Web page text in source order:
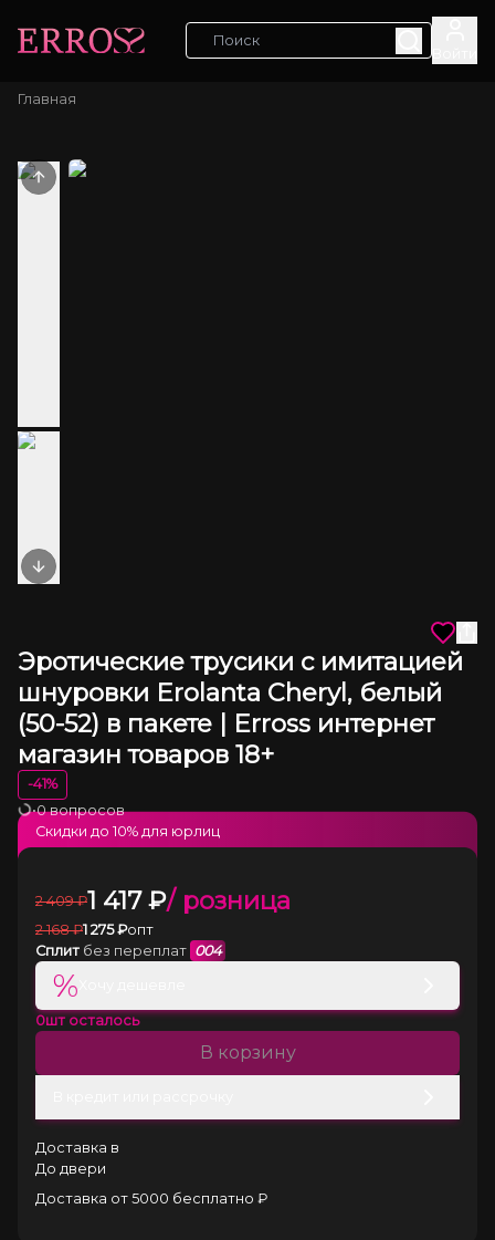
Главная
Previous slide
Next slide
Эротические трусики с имитацией
шнуровки Erolanta Cheryl, белый
(50-52) в пакете | Erross интернет
магазин товаров 18+
-41%
Загрузка
•0 вопросов
2 409 ₽1 417₽/ розница
2 168 ₽1 275₽опт
Сплит без переплат 004
%
0шт осталось
В корзину
Доставка в
До двери
Доставка от 5000 бесплатно ₽
Скидки до 10% для юрлиц